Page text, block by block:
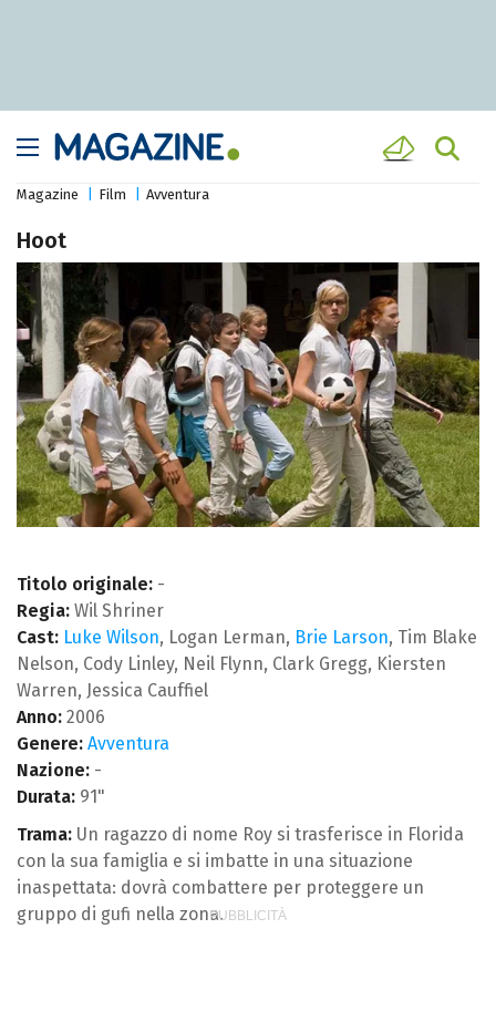
Magazine Film Avventura
Hoot
Titolo originale: -
Regia: Wil Shriner
Cast: Luke Wilson, Logan Lerman, Brie Larson, Tim Blake
Nelson, Cody Linley, Neil Flynn, Clark Gregg, Kiersten
Warren, Jessica Cauffiel
Anno: 2006
Genere: Avventura
Nazione: -
Durata: 91"
Trama: Un ragazzo di nome Roy si trasferisce in Florida
con la sua famiglia e si imbatte in una situazione
inaspettata: dovrà combattere per proteggere un
gruppo di gufi nella zona.